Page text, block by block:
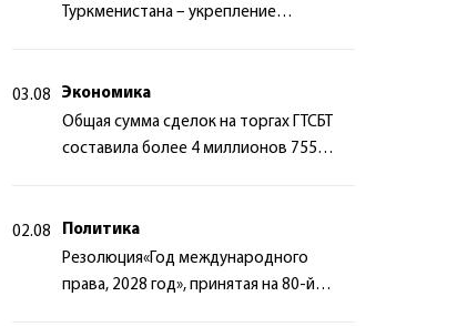
Туркменистана – укрепление
03.08
Экономика
Общая сумма сделок на торгах ГТСБТ
составила более 4 миллионов 755
02.08
Политика
Резолюция«Год международного
права, 2028 год», принятая на 80-й